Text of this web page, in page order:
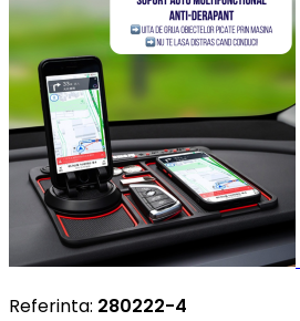
Referinta: 280222-4